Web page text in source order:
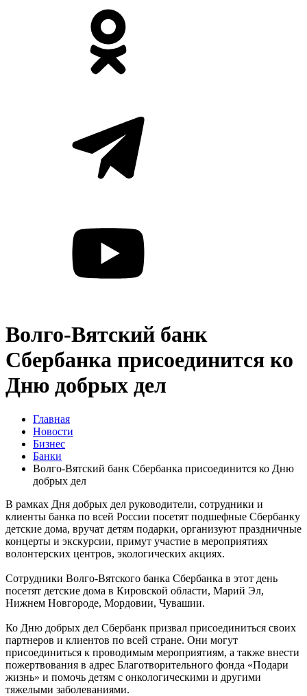
Волго-Вятский банк
Сбербанка присоединится ко
Дню добрых дел
Главная
Новости
Бизнес
Банки
Волго-Вятский банк Сбербанка присоединится ко Дню
добрых дел
В рамках Дня добрых дел руководители, сотрудники и
клиенты банка по всей России посетят подшефные Сбербанку
детские дома, вручат детям подарки, организуют праздничные
концерты и экскурсии, примут участие в мероприятиях
волонтерских центров, экологических акциях.
Сотрудники Волго-Вятского банка Сбербанка в этот день
посетят детские дома в Кировской области, Марий Эл,
Нижнем Новгороде, Мордовии, Чувашии.
Ко Дню добрых дел Сбербанк призвал присоединиться своих
партнеров и клиентов по всей стране. Они могут
присоединиться к проводимым мероприятиям, а также внести
пожертвования в адрес Благотворительного фонда «Подари
жизнь» и помочь детям с онкологическими и другими
тяжелыми заболеваниями.